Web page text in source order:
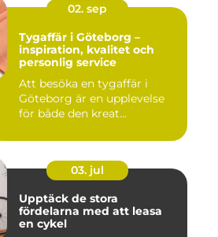
02. sep
Tygaffär i Göteborg –
inspiration, kvalitet och
personlig service
Att besöka en tygaffär i
Göteborg är en upplevelse
för både den kreat...
03. jul
Upptäck de stora
fördelarna med att leasa
en cykel